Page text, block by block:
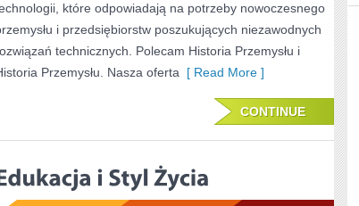
które odpowiadają na potrzeby nowoczesnego
i przedsiębiorstw poszukujących niezawodnych
technicznych. Polecam Historia Przemysłu i
Przemysłu. Nasza oferta [ Read More ]
CONTINUE